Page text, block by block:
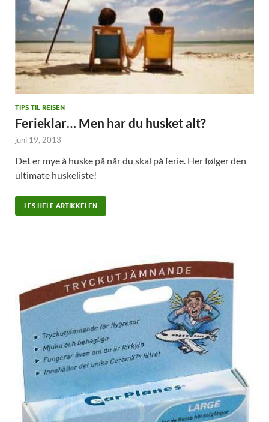
TIPS TIL REISEN
Ferieklar… Men har du husket alt?
juni 19, 2013
Det er mye å huske på når du skal på ferie. Her følger den
ultimate huskeliste!
LES HELE ARTIKKELEN